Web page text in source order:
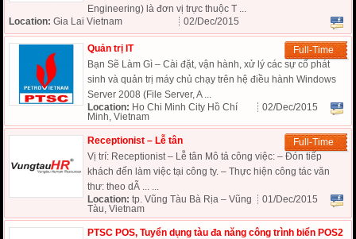
Engineering) là đơn vị trực thuộc T ...
Location: Gia Lai Vietnam 02/Dec/2015
Quản trị IT
Full-Time
Bạn Sẽ Làm Gì – Cài đặt, vận hành, xử lý các sự cố phát
sinh và quản trị máy chủ chạy trên hệ điều hành Windows
Server 2008 (File Server, A ...
Location: Ho Chi Minh City Hồ Chí
Minh, Vietnam
02/Dec/2015
Receptionist – Lễ tân
Full-Time
Vị trí: Receptionist – Lễ tân Mô tả công việc: – Đón tiếp
khách đến làm việc tại công ty. – Thực hiện công tác văn
thư: theo dÃ ... ...
Location: tp. Vũng Tàu Bà Rịa – Vũng
Tàu, Vietnam
01/Dec/2015
PTSC POS, Tuyển dụng tàu đa năng công trình biển POS2